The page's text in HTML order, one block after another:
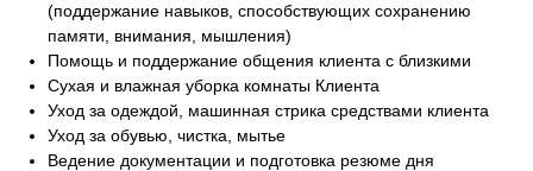
(поддержание навыков, способствующих сохранению
памяти, внимания, мышления)
Помощь и поддержание общения клиента с близкими
Сухая и влажная уборка комнаты Клиента
Уход за одеждой, машинная стрика средствами клиента
Уход за обувью, чистка, мытье
Ведение документации и подготовка резюме дня
близких более
комфортной и
полноценной!